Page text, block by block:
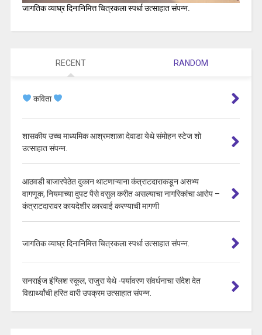
जागतिक व्याघ्र दिनानिमित्त चित्रकला स्पर्धा उत्साहात संपन्न.
RECENT RANDOM
कविता
शासकीय उच्च माध्यमिक आश्रमशाळा देवाडा येथे संमोहन स्टेज शो
उत्साहात संपन्न.
आठवडी बाजारपेठेत दुकान थाटणाऱ्याना कंत्राटदाराकडून असभ्य
वागणूक, नियमाच्या दुपट पैसे वसुल करीत असल्याचा नागरिकांचा आरोप –
कंत्राटदारावर कायदेशीर कारवाई करण्याची मागणी
जागतिक व्याघ्र दिनानिमित्त चित्रकला स्पर्धा उत्साहात संपन्न.
सनराईज इंग्लिश स्कूल, राजुरा येथे -पर्यावरण संवर्धनाचा संदेश देत
विद्यार्थ्यांची हरित वारी उपक्रम उत्साहात संपन्न.